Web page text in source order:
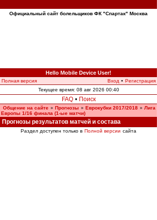
Официальный сайт болельщиков ФК "Спартак" Москва
Hello Mobile Device User!
Полная версия Вход • Регистрация
Текущее время: 08 авг 2026 00:40
FAQ • Поиск
Общение на сайте » Прогнозы » Еврокубки 2017/2018 » Лига
Европы 1/16 финала (1-ые матчи)
Прогнозы результатов матчей и состава
Раздел доступен только в Полной версии сайта